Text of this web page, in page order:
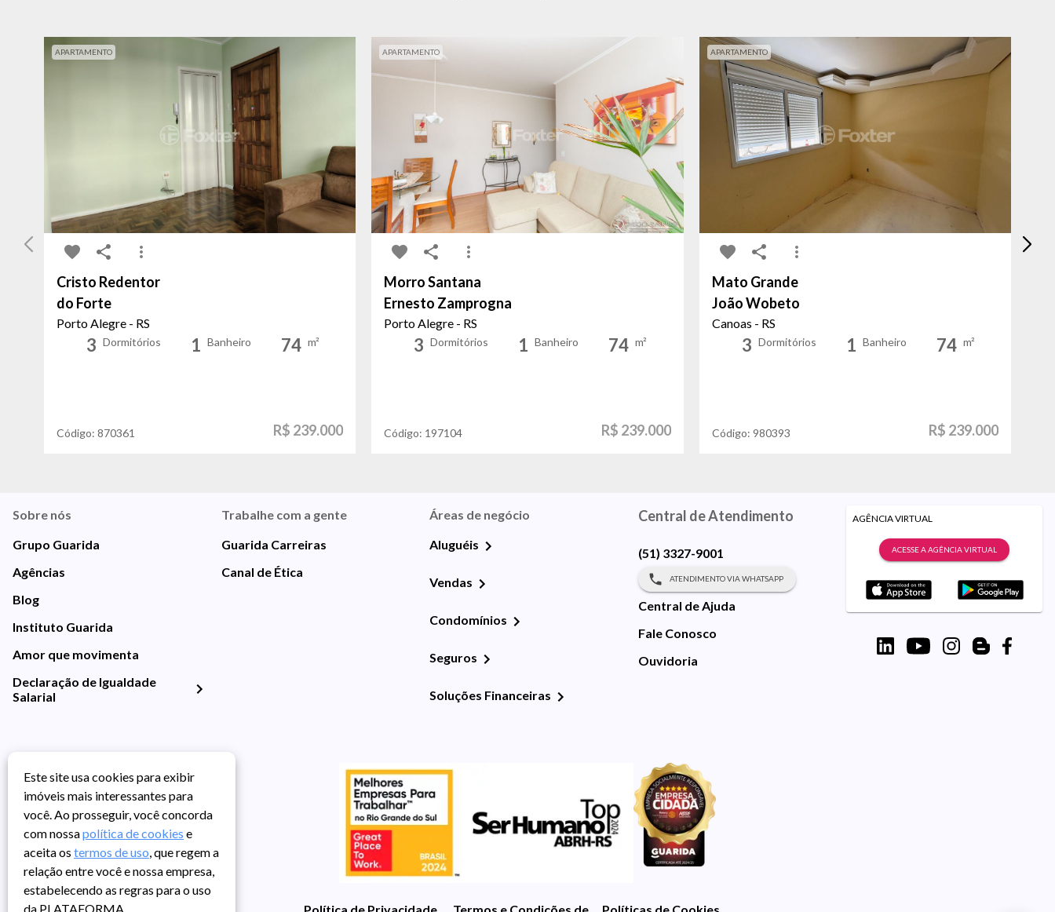
APARTAMENTO
Cristo Redentor
do Forte
Porto Alegre - RS
3 Dormitórios 1 Banheiro 74 m²
Código: 870361 R$ 239.000
APARTAMENTO
Morro Santana
Ernesto Zamprogna
Porto Alegre - RS
3 Dormitórios 1 Banheiro 74 m²
Código: 197104 R$ 239.000
APARTAMENTO
Mato Grande
João Wobeto
Canoas - RS
3 Dormitórios 1 Banheiro 74 m²
Código: 980393 R$ 239.000
Sobre nós
Grupo Guarida
Agências
Blog
Instituto Guarida
Amor que movimenta
Declaração de Igualdade
Salarial
Trabalhe com a gente
Guarida Carreiras
Canal de Ética
Áreas de negócio
Aluguéis
Vendas
Condomínios
Seguros
Soluções Financeiras
Central de Atendimento
(51) 3327-9001
ATENDIMENTO VIA WHATSAPP
Central de Ajuda
Fale Conosco
Ouvidoria
AGÊNCIA VIRTUAL
ACESSE A AGÊNCIA VIRTUAL
Política de Privacidade Termos e Condições de UsoPolíticas de Cookies
Este site usa cookies para exibir
imóveis mais interessantes para
você. Ao prosseguir, você concorda
com nossapolítica de cookies e
aceita os termos de uso, que regem a
relação entre você e nossa empresa,
estabelecendo as regras para o uso
da PLATAFORMA.